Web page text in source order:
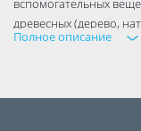
вспомогательных
древесных (дерево,
ДВП, ДСП и т.п.),
подвергающихся
Полное описание